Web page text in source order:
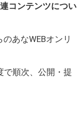
コンテンツについ
あなWEBオンリ
で順次、公開・提